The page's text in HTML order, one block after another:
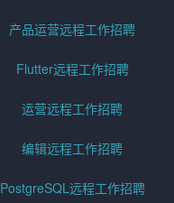
产品运营远程工作招聘
Flutter远程工作招聘
运营远程工作招聘
编辑远程工作招聘
PostgreSQL远程工作招聘